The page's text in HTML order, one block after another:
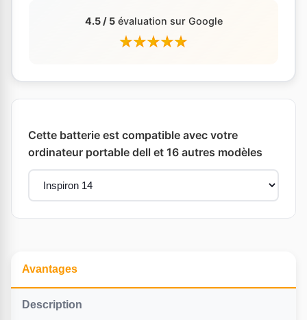
4.5 / 5évaluation sur Google
Cette batterie est compatible avec votre
ordinateur portable dell et 16 autres modèles
Avantages
Description